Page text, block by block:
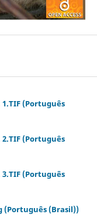
(Português
(Português
(Português
(Português (Brasil))